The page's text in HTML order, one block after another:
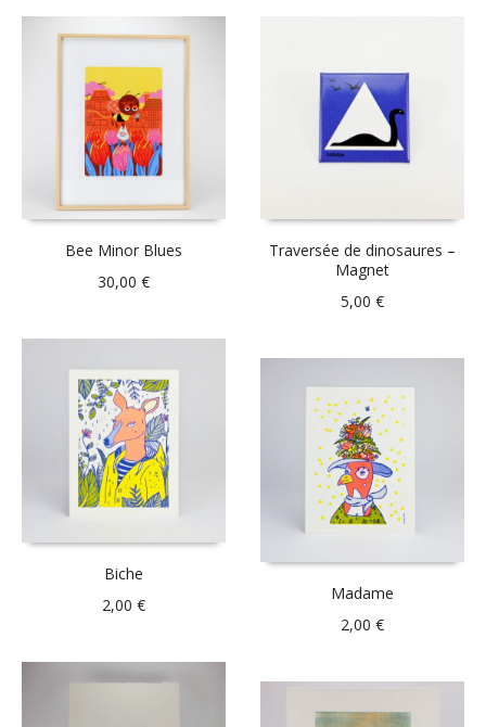
Bee Minor Blues
30,00 €
Traversée de dinosaures –
Magnet
5,00€
Biche
2,00 €
Madame
2,00€